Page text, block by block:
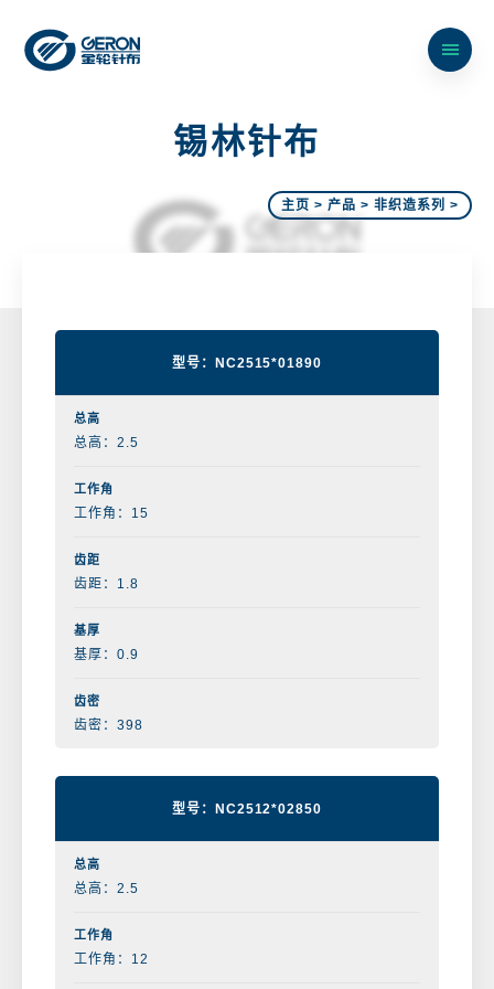
锡林针布
主页 >产品 >非织造系列 >
型号：NC2515*01890
总高：2.5
工作角：15
齿距：1.8
基厚：0.9
齿密：398
型号：NC2512*02850
总高：2.5
工作角：12